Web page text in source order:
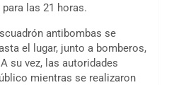
las 21 horas.
antibombas se
el lugar, junto a bomberos,
su vez, las autoridades
mientras se realizaron